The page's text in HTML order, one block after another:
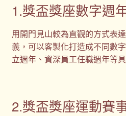
1.獎盃獎座數字週
用開門見山較為直觀的方式表
義，可以客製化打造成不同數
立週年、資深員工任職週年等
2.獎盃獎座運動賽